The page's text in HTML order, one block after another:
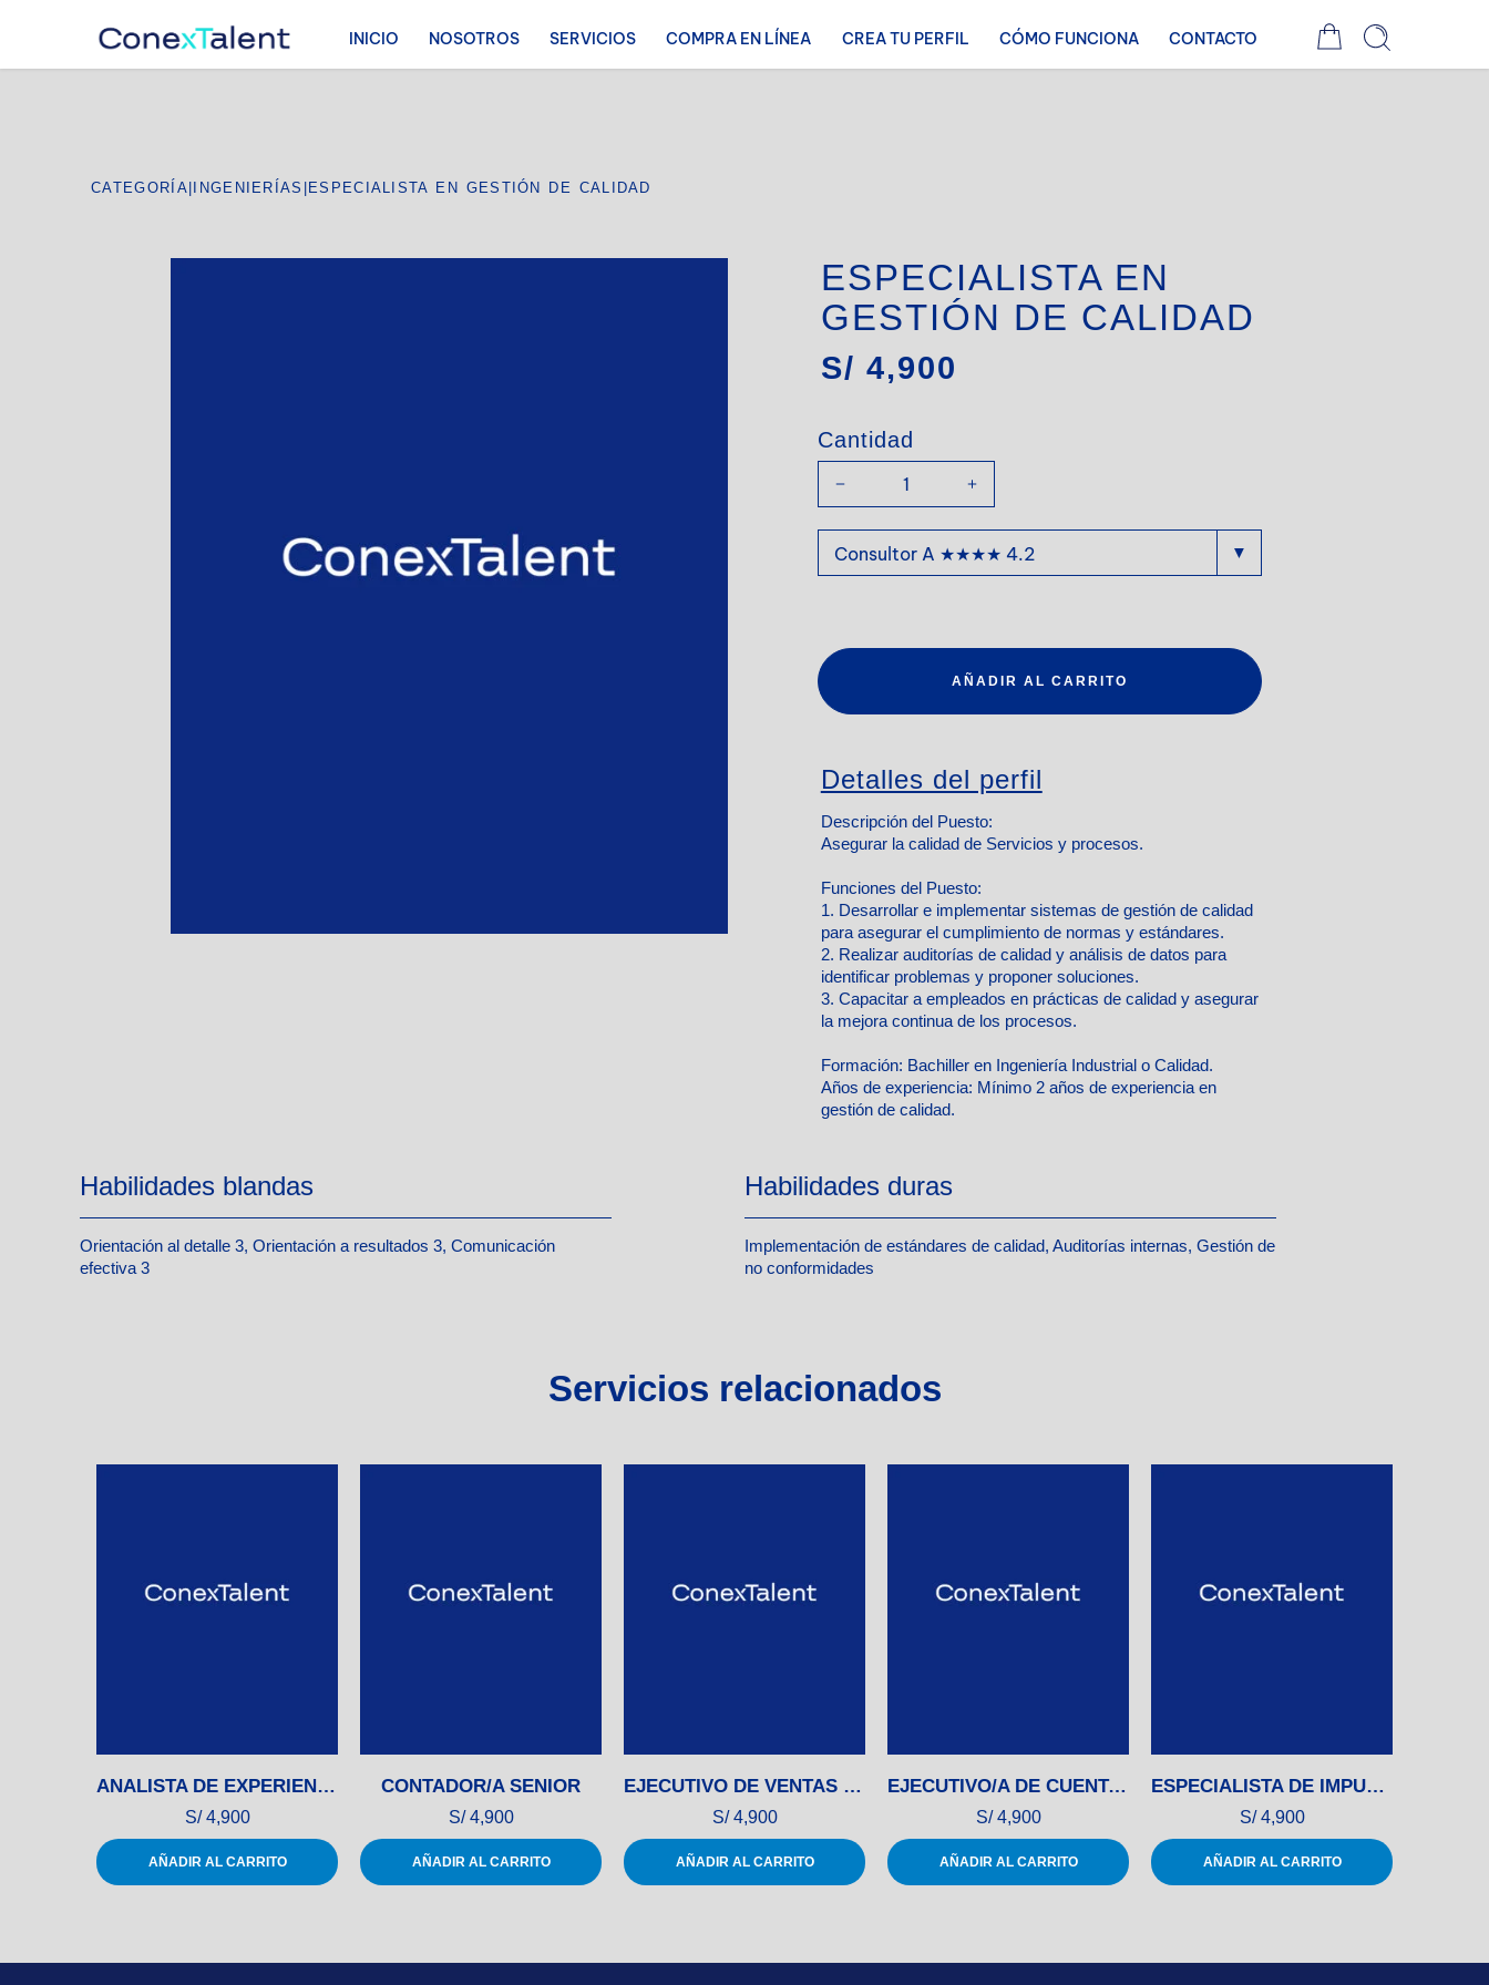
INICIO NOSOTROS SERVICIOS COMPRA EN LÍNEA CREA TU PERFIL CÓMO FUNCIONA CONTACTO
CATEGORÍA|INGENIERÍAS |ESPECIALISTA EN GESTIÓN DE CALIDAD
ESPECIALISTA EN
GESTIÓN DE CALIDAD
S/ 4,900
Cantidad
AÑADIR AL CARRITO
Detalles del perfil
Descripción del Puesto:
Asegurar la calidad de Servicios y procesos.
Funciones del Puesto:
1. Desarrollar e implementar sistemas de gestión de calidad
para asegurar el cumplimiento de normas y estándares.
2. Realizar auditorías de calidad y análisis de datos para
identificar problemas y proponer soluciones.
3. Capacitar a empleados en prácticas de calidad y asegurar
la mejora continua de los procesos.
Formación: Bachiller en Ingeniería Industrial o Calidad.
Años de experiencia: Mínimo 2 años de experiencia en
gestión de calidad.
Habilidades blandas
Orientación al detalle 3, Orientación a resultados 3, Comunicación
efectiva 3
Habilidades duras
Implementación de estándares de calidad, Auditorías internas, Gestión de
no conformidades
Servicios relacionados
ANALISTA DE EXPERIENCIA DEL CLIENTE
S/4,900
AÑADIR AL CARRITO
CONTADOR/A SENIOR
S/4,900
AÑADIR AL CARRITO
EJECUTIVO DE VENTAS / EJECUTIVO COMERCIAL
S/4,900
AÑADIR AL CARRITO
EJECUTIVO/A DE CUENTAS CORPORATIVAS
S/4,900
AÑADIR AL CARRITO
ESPECIALISTA DE IMPUESTOS
S/4,900
AÑADIR AL CARRITO